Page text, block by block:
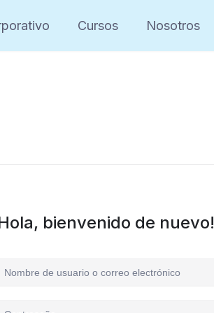
Cursos Nosotros
bienvenido de nuevo!